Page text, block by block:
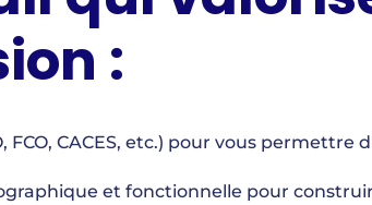
:
CACES, etc.) pour vous permettre
et fonctionnelle pour